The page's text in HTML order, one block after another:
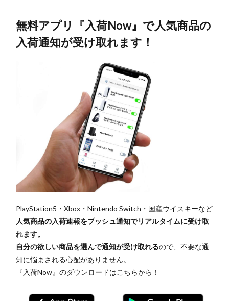
無料アプリ『入荷Now』で人気商品の
入荷通知が受け取れます！
PlayStation5・Xbox・Nintendo Switch・国産ウイスキーなど
人気商品の入荷速報をプッシュ通知でリアルタイムに受け取
れます。
自分の欲しい商品を選んで通知が受け取れるので、不要な通
知に悩まされる心配がありません。
『入荷Now』のダウンロードはこちらから！